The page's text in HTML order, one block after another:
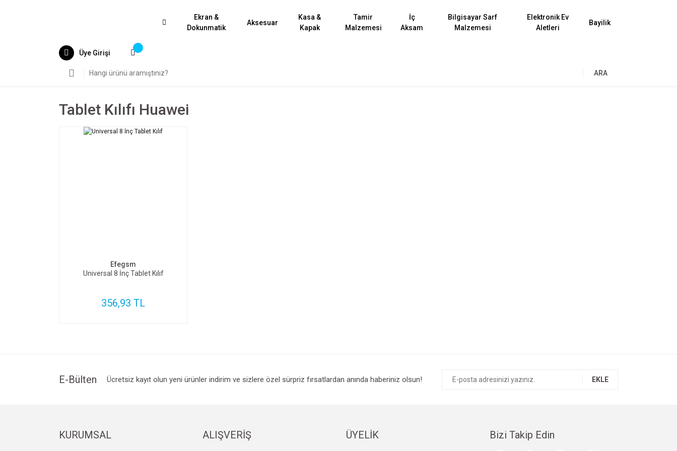
Ekran &
Dokunmatik
Aksesuar
Kasa &
Kapak
Tamir
Malzemesi
İç
Aksam
Bilgisayar Sarf
Malzemesi
Elektronik Ev
Aletleri
Bayilik
Üye Girişi
ARA
Tablet Kılıfı Huawei
Efegsm
Universal 8 İnç Tablet Kılıf
356,93 TL
E-Bülten Ücretsiz kayıt olun yeni ürünler indirim ve sizlere özel sürpriz fırsatlardan anında haberiniz olsun! EKLE
KURUMSAL ALIŞVERİŞ ÜYELİK Bizi Takip Edin